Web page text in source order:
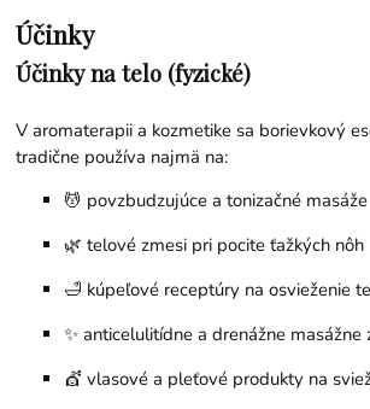
Účinky
Účinky na telo (fyzické)
V aromaterapii a kozmetike sa borievkový
tradične používa najmä na:
💆 povzbudzujúce a tonizačné masáže
🌿 telové zmesi pri pocite ťažkých nôh
🛁 kúpeľové receptúry na osvieženie
✨ anticelulitídne a drenážne masážne
💇 vlasové a pleťové produkty na